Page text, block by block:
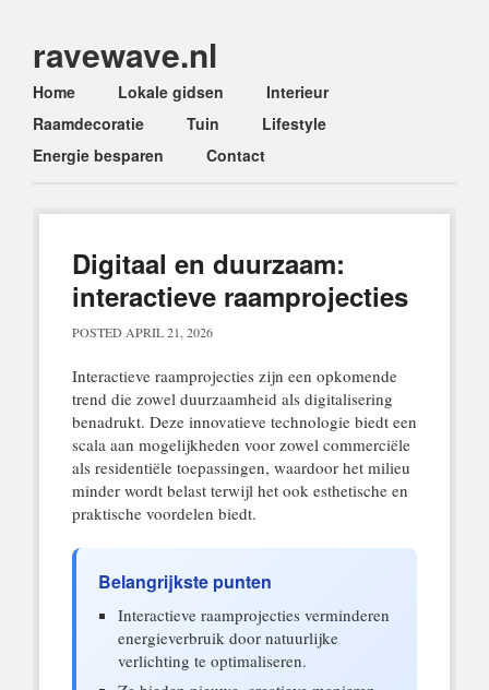
ravewave.nl
Main menu
Skip
to
content
Home Lokale gidsen
Interieur
Raamdecoratie
Tuin
Lifestyle
Energie besparen
Contact
Digitaal en duurzaam:
interactieve raamprojecties
POSTED APRIL 21, 2026
Interactieve raamprojecties zijn een opkomende
trend die zowel duurzaamheid als digitalisering
benadrukt. Deze innovatieve technologie biedt een
scala aan mogelijkheden voor zowel commerciële
als residentiële toepassingen, waardoor het milieu
minder wordt belast terwijl het ook esthetische en
praktische voordelen biedt.
Belangrijkste punten
Interactieve raamprojecties verminderen
energieverbruik door natuurlijke
verlichting te optimaliseren.